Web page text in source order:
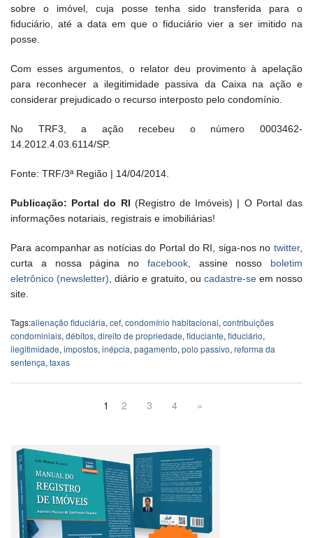
sobre o imóvel, cuja posse tenha sido transferida para o
fiduciário, até a data em que o fiduciário vier a ser imitido na
posse.
Com esses argumentos, o relator deu provimento à apelação
para reconhecer a ilegitimidade passiva da Caixa na ação e
considerar prejudicado o recurso interposto pelo condomínio.
No TRF3, a ação recebeu o número 0003462-
14.2012.4.03.6114/SP.
Fonte: TRF/3ª Região | 14/04/2014.
Publicação: Portal do RI (Registro de Imóveis) | O Portal das
informações notariais, registrais e imobiliárias!
Para acompanhar as notícias do Portal do RI, siga-nos no twitter,
curta a nossa página no facebook, assine nosso boletim
eletrônico (newsletter) , diário e gratuito, ou cadastre-seem nosso
site.
Tags:alienação fiduciária, cef, condomínio habitacional, contribuições
condominiais, débitos, direito de propriedade, fiduciante, fiduciário,
ilegitimidade, impostos, inépcia, pagamento, polo passivo, reforma da
sentença, taxas
1 2 3 4 »